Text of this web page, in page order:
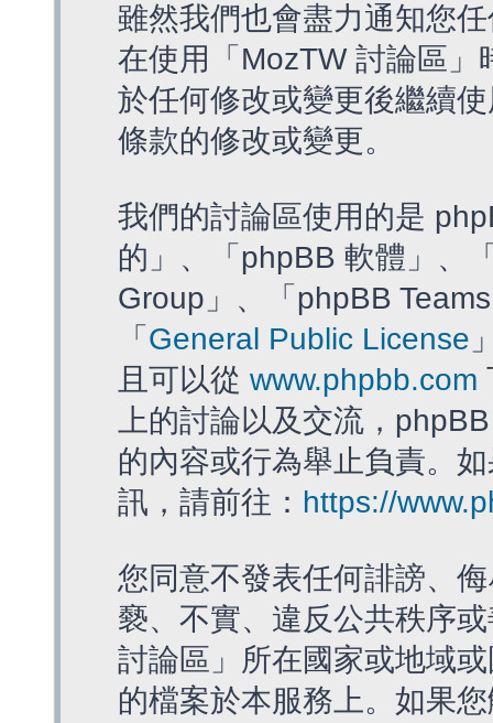
雖然我們也會盡力通知您
在使用「MozTW 討論區
於任何修改或變更後繼續
條款的修改或變更。
我們的討論區使用的是
的」、「phpBB 軟體」、
Group」、「phpBB
「 General Public License
且可以從 www.phpbb.com
上的討論以及交流，
的內容或行為舉止負責。
訊，請前往： https://
您同意不發表任何誹謗、
褻、不實、違反公共秩序
討論區」所在國家或地域
的檔案於本服務上。如果